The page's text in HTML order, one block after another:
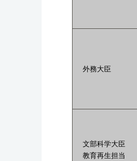
外務大臣
文部科学大臣
教育再生担当